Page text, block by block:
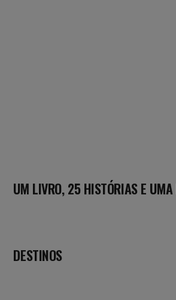
UM LIVRO, 25 HISTÓRIAS E UMA
DESTINOS